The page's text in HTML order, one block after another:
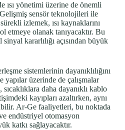
ısı yönetimi üzerine de önemli
Gelişmiş sensör teknolojileri ile
izlemek, ısı kaynaklarını
etmeye olanak tanıyacaktır. Bu
kararlılığı açısından büyük
sistemlerinin dayanıklılığını
yapılar üzerinde de çalışmalar
daha dayanıklı kablo
kayıpları azaltırken, aynı
Ar-Ge faaliyetleri, bu noktada
endüstriyel otomasyon
katkı sağlayacaktır.